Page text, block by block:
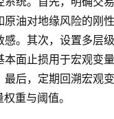
原油对地缘风险的刚
感。其次，设置多层
本面止损用于宏观变
最后，定期回溯宏观
重与阈值。